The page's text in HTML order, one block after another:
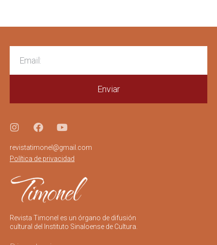
Enviar
revistatimonel@gmail.com
Política de privacidad
Revista Timonel es un órgano de difusión
cultural del Instituto Sinaloense de Cultura.